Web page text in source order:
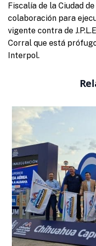
Fiscalía de la Ciudad
colaboración para
vigente contra de
Corral que está
Interpol.